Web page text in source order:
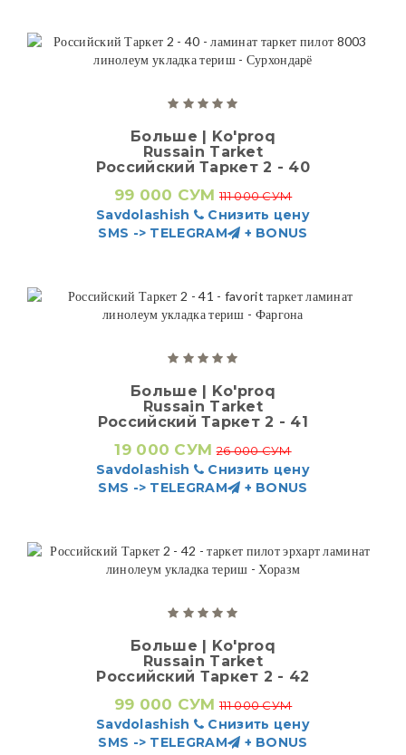
Больше | Ko'proq
Russain Tarket
Российский Таркет 2 - 40
99 000 СУМ 111 000 СУМ
Savdolashish
Снизить цену
SMS -> TELEGRAM
+ BONUS
Больше | Ko'proq
Russain Tarket
Российский Таркет 2 - 41
19 000 СУМ 26 000 СУМ
Savdolashish
Снизить цену
SMS -> TELEGRAM
+ BONUS
Больше | Ko'proq
Russain Tarket
Российский Таркет 2 - 42
99 000 СУМ 111 000 СУМ
Savdolashish
Снизить цену
SMS -> TELEGRAM
+ BONUS